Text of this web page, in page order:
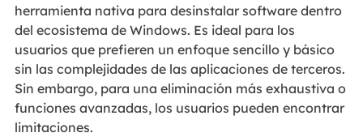
herramienta nativa para desinstalar software dentro
del ecosistema de Windows. Es ideal para los
usuarios que prefieren un enfoque sencillo y básico
sin las complejidades de las aplicaciones de terceros.
Sin embargo, para una eliminación más exhaustiva o
funciones avanzadas, los usuarios pueden encontrar
limitaciones.